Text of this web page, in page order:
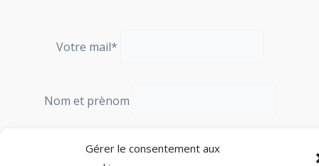
Gérer le consentement aux
Votre mail*
Nom et prènom